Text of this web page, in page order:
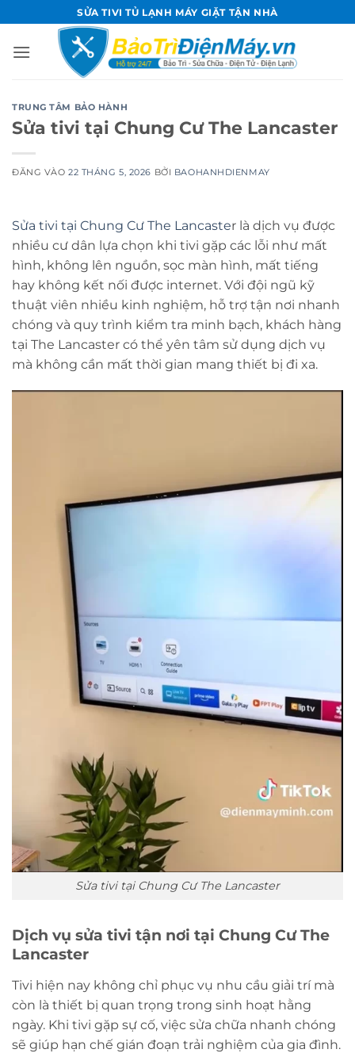
qua
nội
SỬA TIVI TỦ LẠNH MÁY GIẶT TẬN NHÀ
TRUNG TÂM BẢO HÀNH
Sửa tivi tại Chung Cư The Lancaster
ĐĂNG VÀO22 THÁNG 5, 2026 BỞI BAOHANHDIENMAY
Sửa tivi tại Chung Cư The Lancaster là dịch vụ được
nhiều cư dân lựa chọn khi tivi gặp các lỗi như mất
hình, không lên nguồn, sọc màn hình, mất tiếng
hay không kết nối được internet. Với đội ngũ kỹ
thuật viên nhiều kinh nghiệm, hỗ trợ tận nơi nhanh
chóng và quy trình kiểm tra minh bạch, khách hàng
tại The Lancaster có thể yên tâm sử dụng dịch vụ
mà không cần mất thời gian mang thiết bị đi xa.
Sửa tivi tại Chung Cư The Lancaster
Dịch vụ sửa tivi tận nơi tại Chung Cư The
Lancaster
Tivi hiện nay không chỉ phục vụ nhu cầu giải trí mà
còn là thiết bị quan trọng trong sinh hoạt hằng
ngày. Khi tivi gặp sự cố, việc sửa chữa nhanh chóng
sẽ giúp hạn chế gián đoạn trải nghiệm của gia đình.